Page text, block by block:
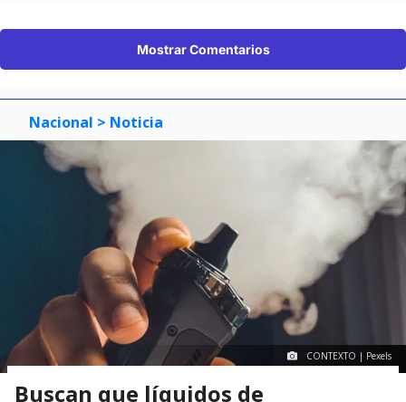
Mostrar Comentarios
Nacional > Noticia
CONTEXTO | Pexels
Buscan que líquidos de